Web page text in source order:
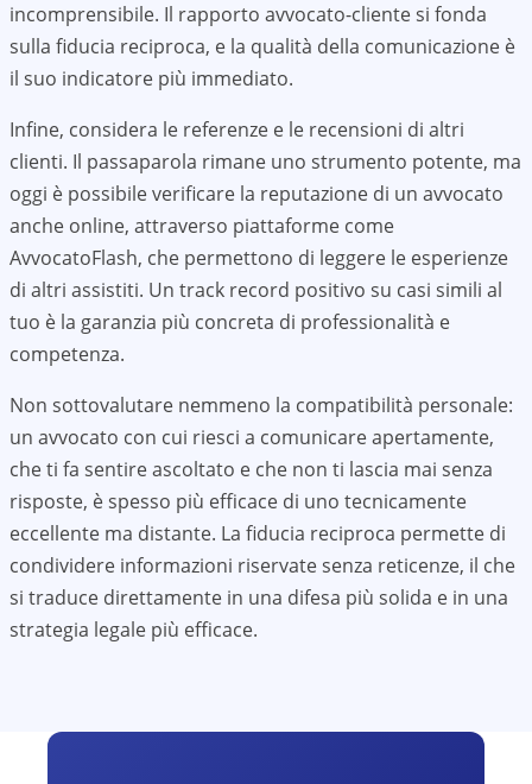
incomprensibile. Il rapporto avvocato-cliente si fonda
sulla fiducia reciproca, e la qualità della comunicazione è
il suo indicatore più immediato.
Infine, considera le referenze e le recensioni di altri
clienti. Il passaparola rimane uno strumento potente, ma
oggi è possibile verificare la reputazione di un avvocato
anche online, attraverso piattaforme come
AvvocatoFlash, che permettono di leggere le esperienze
di altri assistiti. Un track record positivo su casi simili al
tuo è la garanzia più concreta di professionalità e
competenza.
Non sottovalutare nemmeno la compatibilità personale:
un avvocato con cui riesci a comunicare apertamente,
che ti fa sentire ascoltato e che non ti lascia mai senza
risposte, è spesso più efficace di uno tecnicamente
eccellente ma distante. La fiducia reciproca permette di
condividere informazioni riservate senza reticenze, il che
si traduce direttamente in una difesa più solida e in una
strategia legale più efficace.